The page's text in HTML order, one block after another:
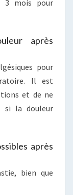
3 mois pour
après
pour
Il est
et de ne
si la douleur
après
bien que